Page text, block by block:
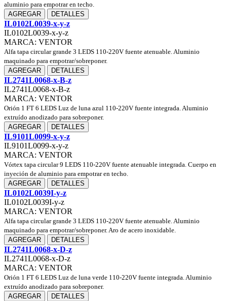
aluminio para empotrar en techo.
AGREGAR
DETALLES
IL0102L0039-x-y-z
IL0102L0039-x-y-z
MARCA: VENTOR
Alfa tapa circular grande 3 LEDS 110-220V fuente atenuable. Aluminio
maquinado para empotrar/sobreponer.
AGREGAR
DETALLES
IL2741L0068-x-B-z
IL2741L0068-x-B-z
MARCA: VENTOR
Orión 1 FT 6 LEDS Luz de luna azul 110-220V fuente integrada. Aluminio
extruído anodizado para sobreponer.
AGREGAR
DETALLES
IL9101L0099-x-y-z
IL9101L0099-x-y-z
MARCA: VENTOR
Vórtex tapa circular 9 LEDS 110-220V fuente atenuable integrada. Cuerpo en
inyeción de aluminio para empotrar en techo.
AGREGAR
DETALLES
IL0102L0039I-y-z
IL0102L0039I-y-z
MARCA: VENTOR
Alfa tapa circular grande 3 LEDS 110-220V fuente atenuable. Aluminio
maquinado para empotrar/sobreponer. Aro de acero inoxidable.
AGREGAR
DETALLES
IL2741L0068-x-D-z
IL2741L0068-x-D-z
MARCA: VENTOR
Orión 1 FT 6 LEDS Luz de luna verde 110-220V fuente integrada. Aluminio
extruído anodizado para sobreponer.
AGREGAR
DETALLES